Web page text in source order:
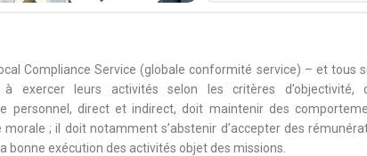
Compliance Service (globale conformité service) – et tous
à exercer leurs activités selon les critères d’objectivité,
personnel, direct et indirect, doit maintenir des
morale ; il doit notamment s’abstenir d’accepter des
bonne exécution des activités objet des missions.